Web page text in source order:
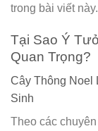
trong bài viết này.
Tại Sao Ý
Quan Trọng?
Cây Thông Noel
Sinh
Theo các